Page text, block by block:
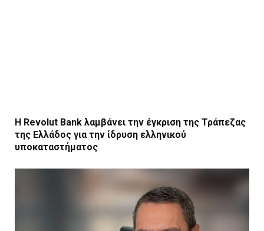
Η Revolut Bank λαμβάνει την έγκριση της Τράπεζας
της Ελλάδος για την ίδρυση ελληνικού
υποκαταστήματος